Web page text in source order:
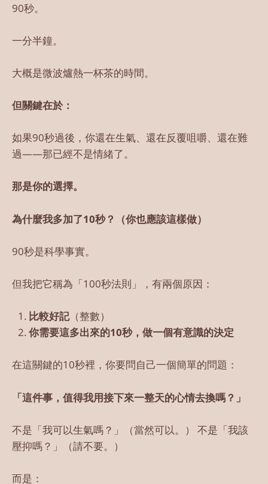
90秒。
一分半鐘。
大概是微波爐熱一杯茶的時間。
但關鍵在於：
如果90秒過後，你還在生氣、還在反覆咀嚼、還在難
過——那已經不是情緒了。
那是你的選擇。
為什麼我多加了10秒？（你也應該這樣做）
90秒是科學事實。
但我把它稱為「100秒法則」，有兩個原因：
比較好記（整數）
你需要這多出來的10秒，做一個有意識的決定
在這關鍵的10秒裡，你要問自己一個簡單的問題：
「這件事，值得我用接下來一整天的心情去換嗎？」
不是「我可以生氣嗎？」（當然可以。） 不是「我該
壓抑嗎？」（請不要。）
而是：